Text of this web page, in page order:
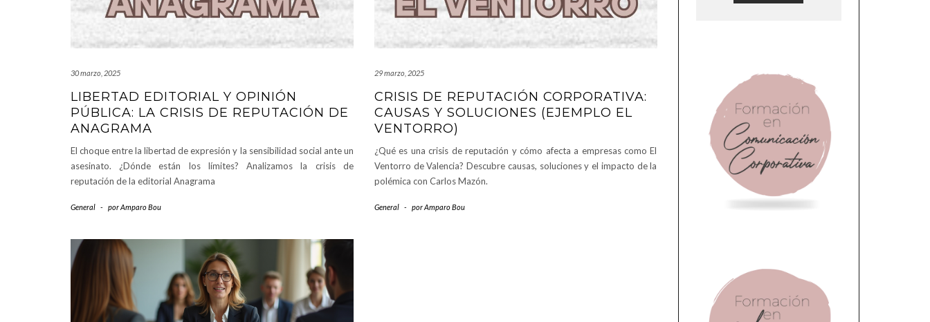
30 marzo, 2025
LIBERTAD EDITORIAL Y OPINIÓN
PÚBLICA: LA CRISIS DE REPUTACIÓN DE
ANAGRAMA
El choque entre la libertad de expresión y la sensibilidad social ante un
asesinato. ¿Dónde están los límites? Analizamos la crisis de
reputación de la editorial Anagrama
General - porAmparo Bou
29 marzo, 2025
CRISIS DE REPUTACIÓN CORPORATIVA:
CAUSAS Y SOLUCIONES (EJEMPLO EL
VENTORRO)
¿Qué es una crisis de reputación y cómo afecta a empresas como El
Ventorro de Valencia? Descubre causas, soluciones y el impacto de la
polémica con Carlos Mazón.
General - porAmparo Bou